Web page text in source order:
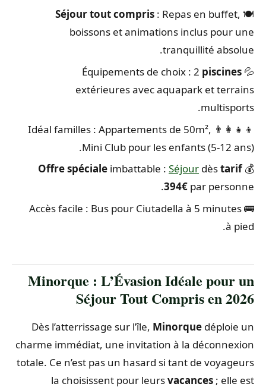
🍽️
Séjour tout compris : Repas en buffet,
boissons et animations inclus pour une
tranquillité absolue.
💦 Équipements de choix : 2
piscines
extérieures avec aquapark et terrains
multisports.
👨‍👩‍👧‍👦 Idéal familles : Appartements de 50m²,
Mini Club pour les enfants (5-12 ans).
💰
Offre spéciale imbattable :Séjour dèstarif
394€ par personne.
🚌 Accès facile : Bus pour Ciutadella à 5 minutes
à pied.
Minorque : L’Évasion Idéale pour un
Séjour Tout Compris en 2026
Dès l’atterrissage sur l’île,Minorque déploie un
charme immédiat, une invitation à la déconnexion
totale. Ce n’est pas un hasard si tant de voyageurs
la choisissent pour leursvacances ; elle est